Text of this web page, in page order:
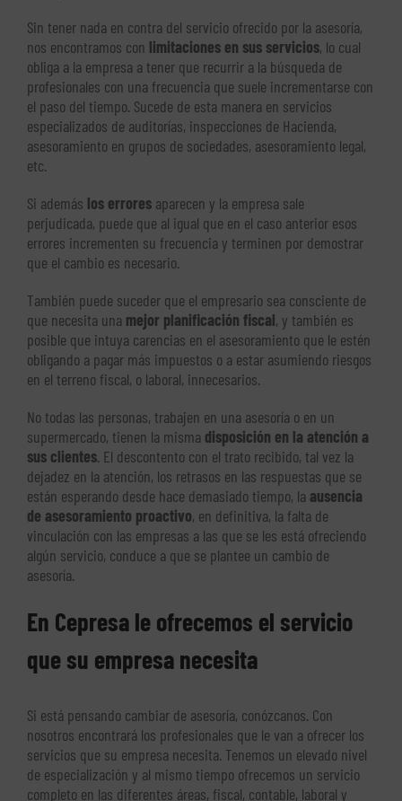
Sin tener nada en contra del servicio ofrecido por la asesoría,
nos encontramos con limitaciones en sus servicios, lo cual
obliga a la empresa a tener que recurrir a la búsqueda de
profesionales con una frecuencia que suele incrementarse con
el paso del tiempo. Sucede de esta manera en servicios
especializados de auditorías, inspecciones de Hacienda,
asesoramiento en grupos de sociedades, asesoramiento legal,
etc.
Si además los errores aparecen y la empresa sale
perjudicada, puede que al igual que en el caso anterior esos
errores incrementen su frecuencia y terminen por demostrar
que el cambio es necesario.
También puede suceder que el empresario sea consciente de
que necesita una mejor planificación fiscal, y también es
posible que intuya carencias en el asesoramiento que le estén
obligando a pagar más impuestos o a estar asumiendo riesgos
en el terreno fiscal, o laboral, innecesarios.
No todas las personas, trabajen en una asesoría o en un
supermercado, tienen la misma disposición en la atención a
sus clientes. El descontento con el trato recibido, tal vez la
dejadez en la atención, los retrasos en las respuestas que se
están esperando desde hace demasiado tiempo, la ausencia
de asesoramiento proactivo, en definitiva, la falta de
vinculación con las empresas a las que se les está ofreciendo
algún servicio, conduce a que se plantee un cambio de
asesoría.
En Cepresa le ofrecemos el servicio
que su empresa necesita
Si está pensando cambiar de asesoría, conózcanos. Con
nosotros encontrará los profesionales que le van a ofrecer los
servicios que su empresa necesita. Tenemos un elevado nivel
de especialización y al mismo tiempo ofrecemos un servicio
completo en las diferentes áreas, fiscal, contable, laboral y